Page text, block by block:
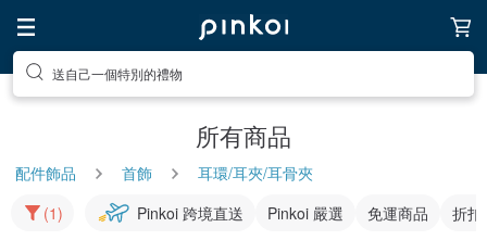
送自己一個特別的禮物
所有商品
配件飾品 首飾
耳環/耳夾/耳骨夾
(1)
Pinkoi 跨境直送 Pinkoi 嚴選 免運商品 折扣